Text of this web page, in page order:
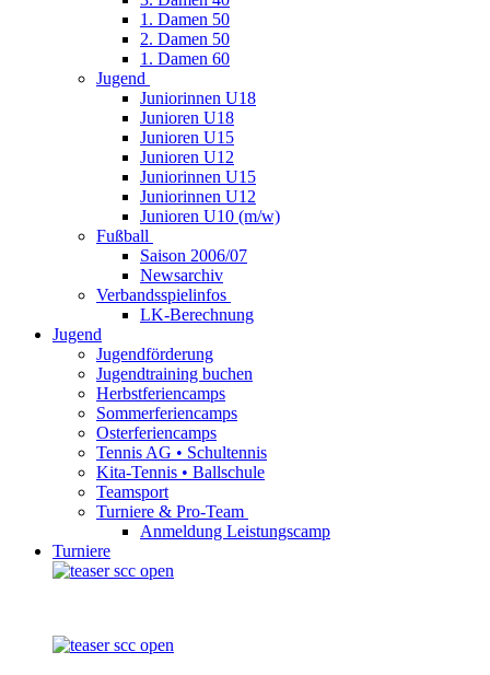
1. Damen 50
2. Damen 50
1. Damen 60
Jugend
Juniorinnen U18
Junioren U18
Junioren U15
Junioren U12
Juniorinnen U15
Juniorinnen U12
Junioren U10 (m/w)
Fußball
Saison 2006/07
Newsarchiv
Verbandsspielinfos
LK-Berechnung
Jugend
Jugendförderung
Jugendtraining buchen
Herbstferiencamps
Sommerferiencamps
Osterferiencamps
Tennis AG • Schultennis
Kita-Tennis • Ballschule
Teamsport
Turniere & Pro-Team
Anmeldung Leistungscamp
Turniere